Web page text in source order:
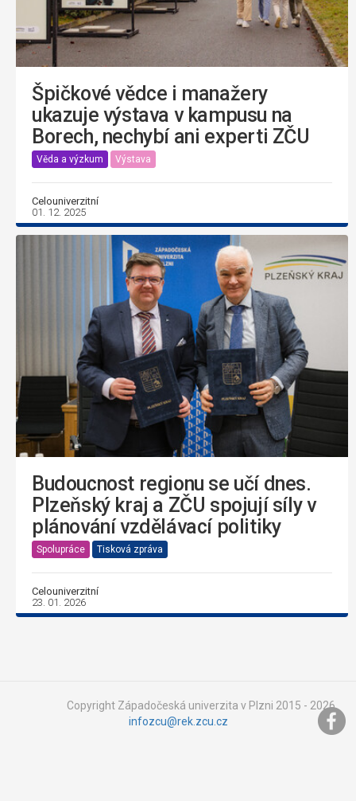
Špičkové vědce i manažery
ukazuje výstava v kampusu na
Borech, nechybí ani experti ZČU
Věda a výzkum Výstava
Celouniverzitní
01. 12. 2025
Budoucnost regionu se učí dnes.
Plzeňský kraj a ZČU spojují síly v
plánování vzdělávací politiky
Spolupráce Tisková zpráva
Celouniverzitní
23. 01. 2026
Copyright Západočeská univerzita v Plzni 2015 - 2026,
infozcu@rek.zcu.cz